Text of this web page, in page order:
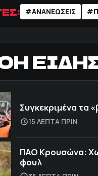
#ΑΝΑΝΕΩΣΕΙΣ
Συγκεκριμένα τα
15 ΛΕΠΤΑ ΠΡΙΝ
ΠΑΟ Κρουσώνα:
φουλ